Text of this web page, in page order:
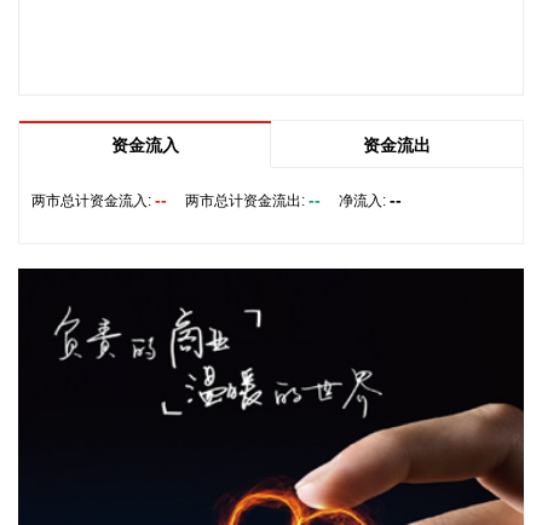
2026-08-10 22:10:58
鑫宏业8月10日在互动平台表示，公司机器人电缆产品目前尚
凯龙高科8月10日在终止发行股份及支付现金购买资产并募集
配套资金暨关联交易事项投资者说明会上表示，本次收购终止
后，公司将按照既定的具身智能业务发展规划继续推进。目前
公司具身智能板块已获得部分在手订单。公司后续将依据战略
发展规划，合理统筹并持续推进研发投入，保障研发工作有序
开展。 凯龙高科此前公告，公司终止以发行股份及支付现金的
方式购买深圳市金旺达机电有限公司70%股权并募集配套资金
资金流入 资金流出
两市总计资金流入: -- 两市总计资金流出: -- 净流入: --